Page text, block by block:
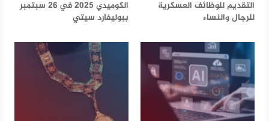
التقديم للوظائف العسكرية
للرجال والنساء
الكوميدي 2025 في 26 سبتمبر
ببوليفارد سيتي